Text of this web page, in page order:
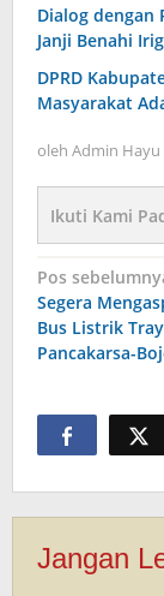
Dialog dengan
Janji Benahi
DPRD
Masyarakat
oleh Admin Hayu
Ikuti Kami
Navigasi
pos
Pos
Segera
Bus Listrik
Pancakarsa-
Jangan